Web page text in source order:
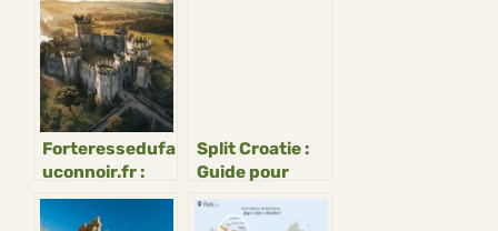
sereinement
Forteressedufa
uconnoir.fr :
Explorez le
patrimoine
Split Croatie :
Guide pour
explorer la
perle de